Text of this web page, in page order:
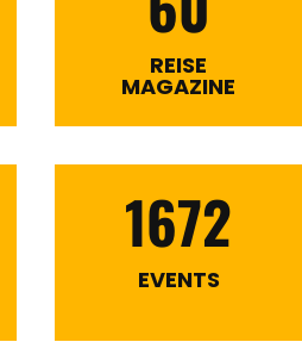
REISE
MAGAZINE
1672
EVENTS